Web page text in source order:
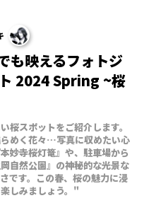
も映えるフォトジ
2024 Spring ~桜
桜スポットをご紹介します。
めく花々…写真に収めたい心
妙寺桜灯篭』や、駐車場から
自然公園』の神秘的な光景な
です。この春、桜の魅力に浸
しみましょう。"